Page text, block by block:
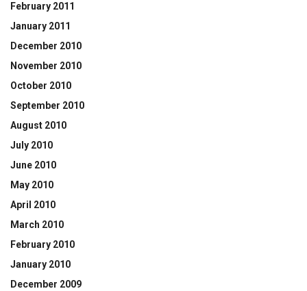
February 2011
January 2011
December 2010
November 2010
October 2010
September 2010
August 2010
July 2010
June 2010
May 2010
April 2010
March 2010
February 2010
January 2010
December 2009